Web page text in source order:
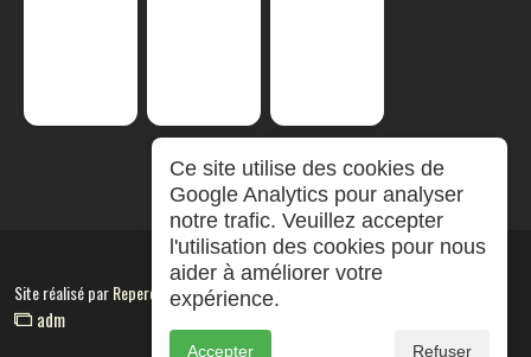
Site réalisé parRepereCom
adm
Ce site utilise des cookies de
Google Analytics pour analyser
notre trafic. Veuillez accepter
l'utilisation des cookies pour nous
aider à améliorer votre
expérience.
Accepter Refuser